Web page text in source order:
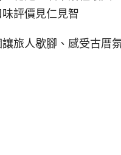
評價見仁見智
旅人歇腳、感受古厝